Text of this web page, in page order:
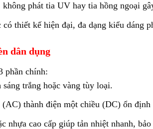
phát tia UV hay tia hồng ngoại
thiết kế hiện đại, đa dạng kiểu dáng
dân dụng
phần chính:
trắng hoặc vàng tùy loại.
thành điện một chiều (DC) ổn
nhựa cao cấp giúp tản nhiệt nhanh,